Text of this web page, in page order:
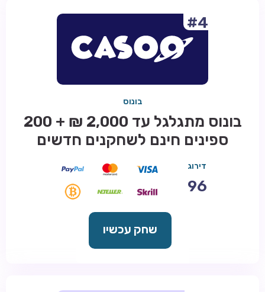
#4
בונוס
בונוס מתגלגל עד 2,000 ₪ + 200
ספינים חינם לשחקנים חדשים
דירוג
96
שחק עכשיו